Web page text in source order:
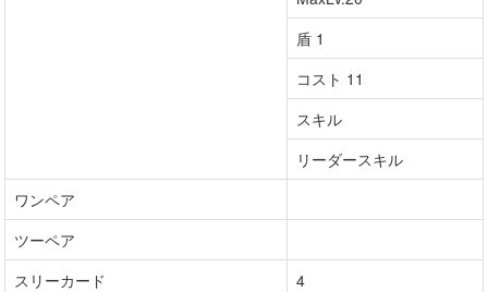
盾 1
コスト 11
スキル
リーダースキル
ワンペア
ツーペア
スリーカード
4